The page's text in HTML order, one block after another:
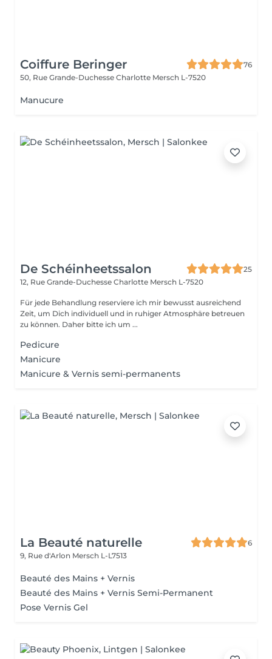
Coiffure Beringer
76
50, Rue Grande-Duchesse Charlotte Mersch L-7520
Manucure
De Schéinheetssalon
25
12, Rue Grande-Duchesse Charlotte Mersch L-7520
Für jede Behandlung reserviere ich mir bewusst ausreichend
Zeit, um Dich individuell und in ruhiger Atmosphäre betreuen
zu können. Daher bitte ich um ...
Pedicure
Manicure
Manicure & Vernis semi-permanents
La Beauté naturelle
6
9, Rue d'Arlon Mersch L-L7513
Beauté des Mains + Vernis
Beauté des Mains + Vernis Semi-Permanent
Pose Vernis Gel